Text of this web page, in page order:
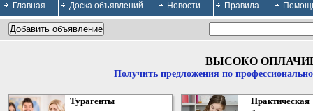
Главная
Доска объявлений Новости Правила
ВЫСОКО
Получить предложения по
Турагенты
Практическая